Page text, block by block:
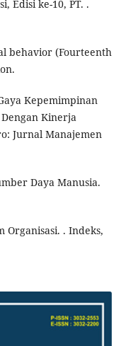
Edisi ke-10, PT. .
behavior (Fourteenth
Kepemimpinan
Kinerja
Jurnal Manajemen
Daya Manusia.
Organisasi. . Indeks,